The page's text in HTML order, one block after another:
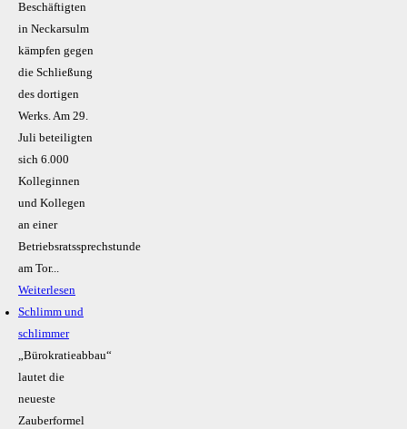
Beschäftigten
in Neckarsulm
kämpfen gegen
die Schließung
des dortigen
Werks. Am 29.
Juli beteiligten
sich 6.000
Kolleginnen
und Kollegen
an einer
Betriebsratssprechstunde
am Tor...
Weiterlesen
Schlimm und
schlimmer
„Bürokratieabbau“
lautet die
neueste
Zauberformel